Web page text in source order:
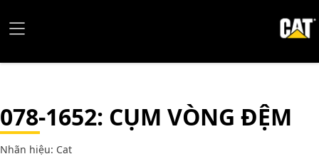
078-1652: CỤM VÒNG ĐỆM
Nhãn hiệu: Cat